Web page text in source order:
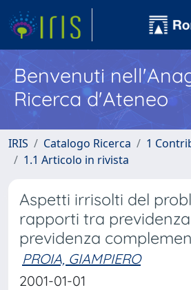
Benvenuti
Ricerca d'Ateneo
IRIS Catalogo Ricerca
1
1.1 Articolo in rivista
Aspetti irrisolti del
rapporti tra
previdenza
PROIA, GIAMPIERO
2001-01-01